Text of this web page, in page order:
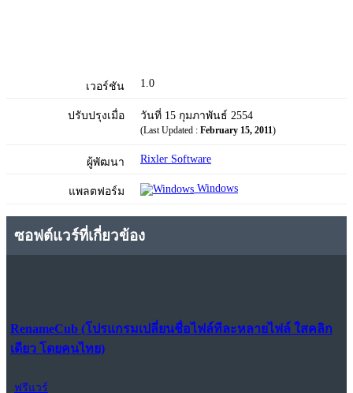
เวอร์ชัน 1.0
ปรับปรุงเมื่อ วันที่ 15 กุมภาพันธ์ 2554
(Last Updated : February 15, 2011)
ผู้พัฒนา Rixler Software
แพลตฟอร์ม Windows
ซอฟต์แวร์ที่เกี่ยวข้อง
RenameCub (โปรแกรมเปลี่ยนชื่อไฟล์ทีละหลายไฟล์ ใสคลิก
เดียว โดยคนไทย)
ฟรีแวร์